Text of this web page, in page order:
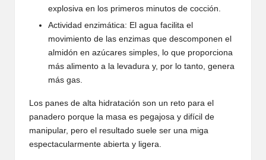
explosiva en los primeros minutos de cocción.
Actividad enzimática: El agua facilita el
movimiento de las enzimas que descomponen el
almidón en azúcares simples, lo que proporciona
más alimento a la levadura y, por lo tanto, genera
más gas.
Los panes de alta hidratación son un reto para el
panadero porque la masa es pegajosa y difícil de
manipular, pero el resultado suele ser una miga
espectacularmente abierta y ligera.